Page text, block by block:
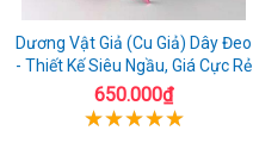
Dương Vật Giả (Cu Giả) Dây Đeo
- Thiết Kế Siêu Ngầu, Giá Cực Rẻ
650.000₫